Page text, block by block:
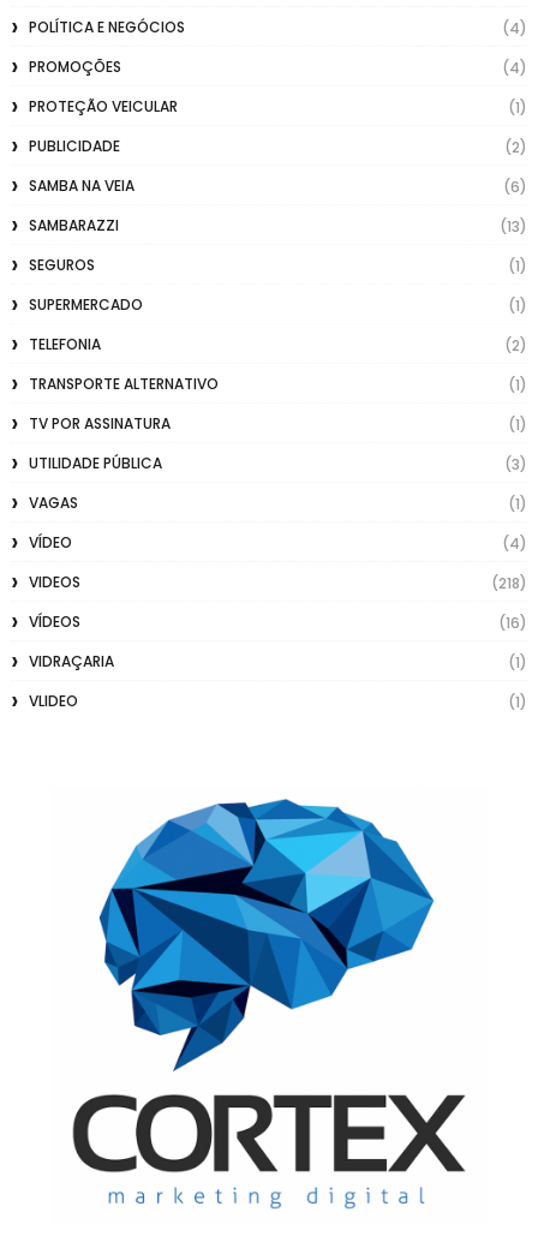
POLÍTICA E NEGÓCIOS
(4)
PROMOÇÕES
(4)
PROTEÇÃO VEICULAR
(1)
PUBLICIDADE
(2)
SAMBA NA VEIA
(6)
SAMBARAZZI
(13)
SEGUROS
(1)
SUPERMERCADO
(1)
TELEFONIA
(2)
TRANSPORTE ALTERNATIVO
(1)
TV POR ASSINATURA
(1)
UTILIDADE PÚBLICA
(3)
VAGAS
(1)
VÍDEO
(4)
VIDEOS
(218)
VÍDEOS
(16)
VIDRAÇARIA
(1)
VLIDEO
(1)